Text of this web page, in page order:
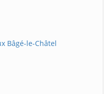
Bâgé-le-Châtel